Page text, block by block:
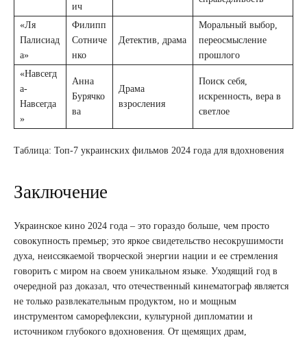
ич
«Ля
Палисиад
а»
Филипп
Сотниче
нко
Детектив, драма
Моральный выбор,
переосмысление
прошлого
«Навсегд
а-
Навсегда
»
Анна
Бурячко
ва
Драма
взросления
Поиск себя,
искренность, вера в
светлое
Таблица: Топ-7 украинских фильмов 2024 года для вдохновения
Заключение
Украинское кино 2024 года – это гораздо больше, чем просто
совокупность премьер; это яркое свидетельство несокрушимости
духа, неиссякаемой творческой энергии нации и ее стремления
говорить с миром на своем уникальном языке. Уходящий год в
очередной раз доказал, что отечественный кинематограф является
не только развлекательным продуктом, но и мощным
инструментом саморефлексии, культурной дипломатии и
источником глубокого вдохновения. От щемящих драм,